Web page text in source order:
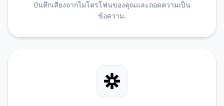
บันทึกเสียงจากไมโครโฟนของคุณและถอดความเป็น
ข้อความ.